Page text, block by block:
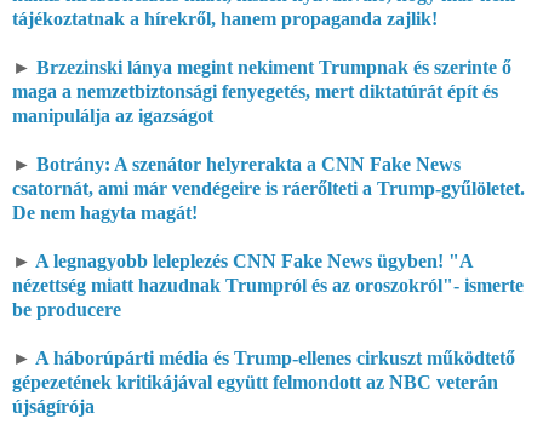
tájékoztatnak a hírekről, hanem propaganda zajlik!
► Brzezinski lánya megint nekiment Trumpnak és szerinte ő
maga a nemzetbiztonsági fenyegetés, mert diktatúrát épít és
manipulálja az igazságot
► Botrány: A szenátor helyrerakta a CNN Fake News
csatornát, ami már vendégeire is ráerőlteti a Trump-gyűlöletet.
De nem hagyta magát!
► A legnagyobb leleplezés CNN Fake News ügyben! "A
nézettség miatt hazudnak Trumpról és az oroszokról"- ismerte
be producere
► A háborúpárti média és Trump-ellenes cirkuszt működtető
gépezetének kritikájával együtt felmondott az NBC veterán
újságírója